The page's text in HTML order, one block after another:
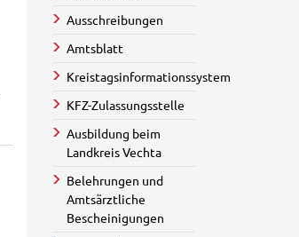
Ausschreibungen
Amtsblatt
Kreistagsinformationssystem
KFZ-Zulassungsstelle
Ausbildung beim
Landkreis Vechta
Belehrungen und
Amtsärztliche
Bescheinigungen